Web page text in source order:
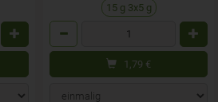
15 g 3x5 g
1,79 €